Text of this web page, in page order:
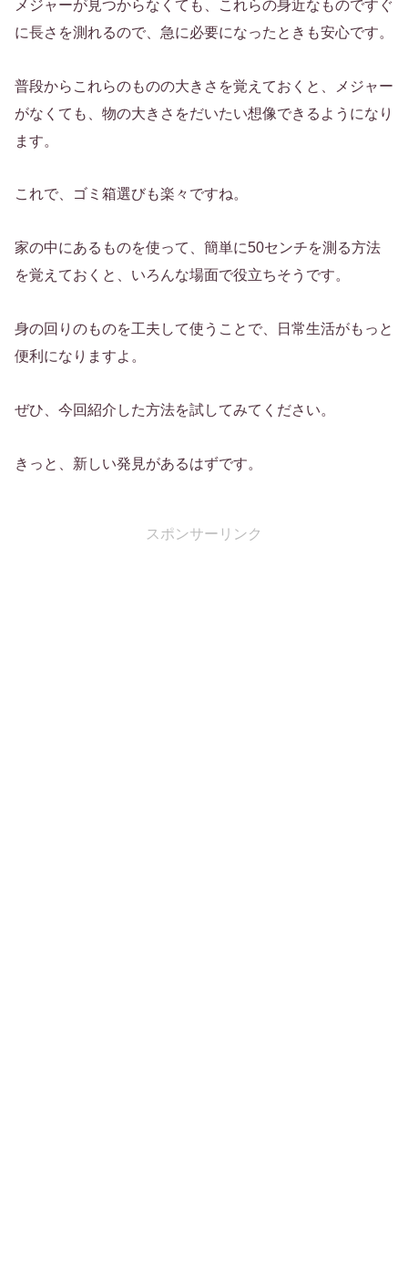
メジャーが見つからなくても、これらの身近なものですぐ
に長さを測れるので、急に必要になったときも安心です。
普段からこれらのものの大きさを覚えておくと、メジャー
がなくても、物の大きさをだいたい想像できるようになり
ます。
これで、ゴミ箱選びも楽々ですね。
家の中にあるものを使って、簡単に50センチを測る方法
を覚えておくと、いろんな場面で役立ちそうです。
身の回りのものを工夫して使うことで、日常生活がもっと
便利になりますよ。
ぜひ、今回紹介した方法を試してみてください。
きっと、新しい発見があるはずです。
スポンサーリンク